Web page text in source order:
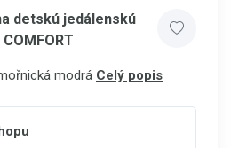
detskú jedálenskú
modrá Celý popis